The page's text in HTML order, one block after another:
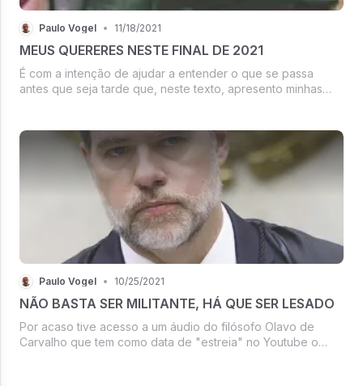
Paulo Vogel • 11/18/2021
MEUS QUERERES NESTE FINAL DE 2021
É com a intenção de ajudar a entender o que se passa
antes que seja tarde que, neste texto, apresento minhas
Paulo Vogel • 10/25/2021
NÃO BASTA SER MILITANTE, HÁ QUE SER LESADO
Por acaso tive acesso a um áudio do filósofo Olavo de
Carvalho que tem como data de "estreia" no Youtube o